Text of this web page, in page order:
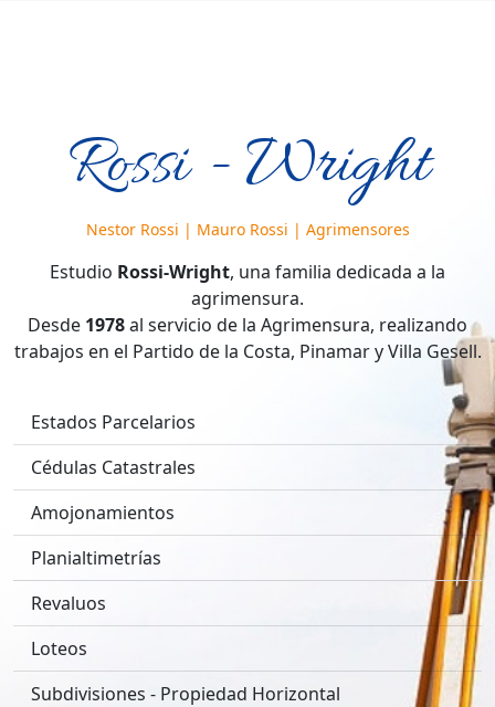
Rossi - Wright
Nestor Rossi | Mauro Rossi | Agrimensores
Estudio Rossi-Wright, una familia dedicada a la
agrimensura.
Desde 1978al servicio de la Agrimensura, realizando
trabajos en el Partido de la Costa, Pinamar y Villa Gesell.
Estados Parcelarios
Cédulas Catastrales
Amojonamientos
Planialtimetrías
Revaluos
Loteos
Subdivisiones - Propiedad Horizontal